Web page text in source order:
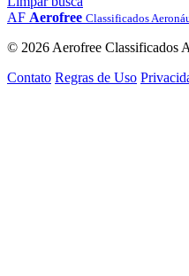
AF Aerofree Classificados
© 2026 Aerofree Classificados
Contato Regras de Uso